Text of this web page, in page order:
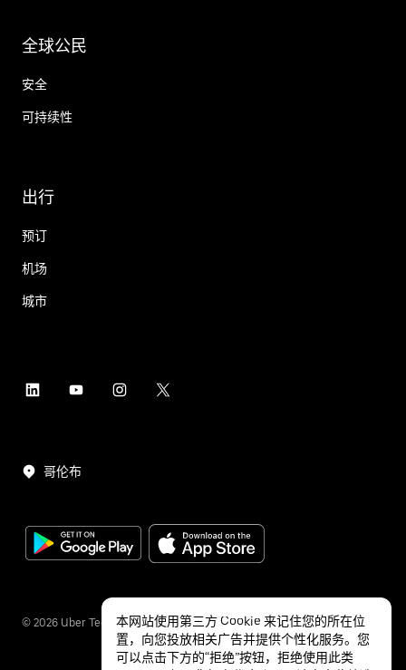
全球公民
安全
可持续性
出行
预订
机场
城市
哥伦布
© 2026 Uber Technologies Inc.
本网站使用第三方 Cookie 来记住您的所在位
置，向您投放相关广告并提供个性化服务。您
可以点击下方的“拒绝”按钮，拒绝使用此类